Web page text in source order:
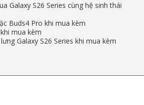
Galaxy S26 Series cùng hệ sinh thái
Buds4 Pro khi mua kèm
mua kèm
Galaxy S26 Series khi mua kèm